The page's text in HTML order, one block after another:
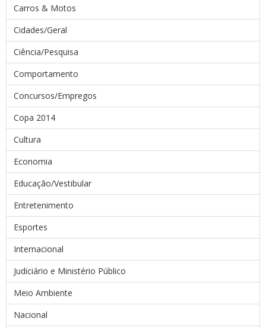
Carros & Motos
Cidades/Geral
Ciência/Pesquisa
Comportamento
Concursos/Empregos
Copa 2014
Cultura
Economia
Educação/Vestibular
Entretenimento
Esportes
Internacional
Judiciário e Ministério Público
Meio Ambiente
Nacional